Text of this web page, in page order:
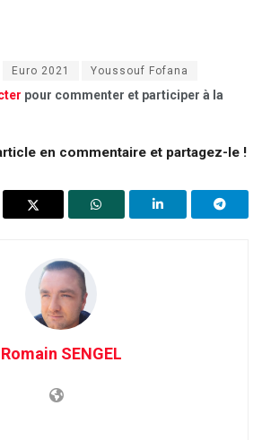
Euro 2021 Youssouf Fofana
pour commenter et participer à la
en commentaire et partagez-le !
Romain SENGEL